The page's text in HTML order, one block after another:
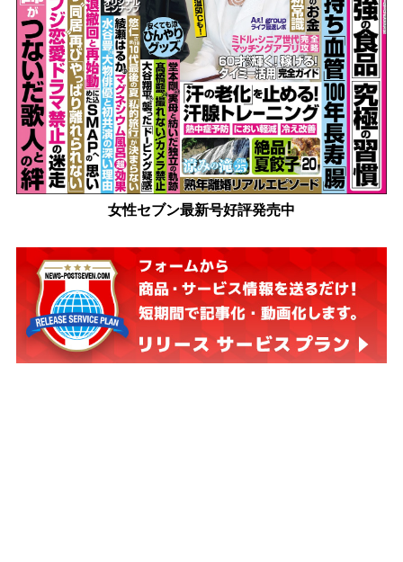
女性セブン最新号好評発売中